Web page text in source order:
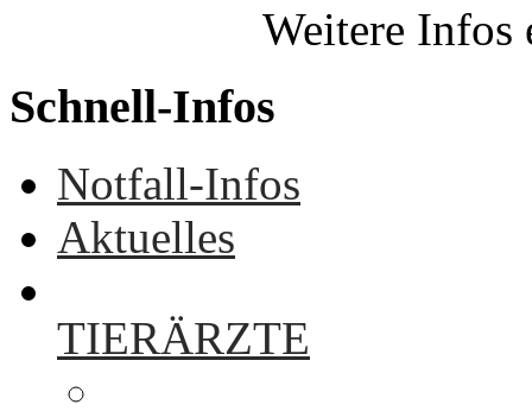
Weitere Infos
Schnell-Infos
Notfall-Infos
Aktuelles
TIERÄRZTE